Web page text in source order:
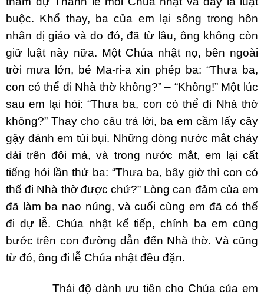
buộc. Khổ thay, ba của em lại sống trong hôn
nhân dị giáo và do đó, đã từ lâu, ông không còn
giữ luật này nữa. Một Chúa nhật nọ, bên ngoài
trời mưa lớn, bé Ma-ri-a xin phép ba: “Thưa ba,
con có thể đi Nhà thờ không?” – “Không!” Một lúc
sau em lại hỏi: “Thưa ba, con có thể đi Nhà thờ
không?” Thay cho câu trả lời, ba em cầm lấy cây
gậy đánh em túi bụi. Những dòng nước mắt chảy
dài trên đôi má, và trong nước mắt, em lại cất
tiếng hỏi lần thứ ba: “Thưa ba, bây giờ thì con có
thể đi Nhà thờ được chứ?” Lòng can đảm của em
đã làm ba nao núng, và cuối cùng em đã có thể
đi dự lễ. Chúa nhật kế tiếp, chính ba em cũng
bước trên con đường dẫn đến Nhà thờ. Và cũng
từ đó, ông đi lễ Chúa nhật đều đặn.
Thái độ dành ưu tiên cho Chúa của em